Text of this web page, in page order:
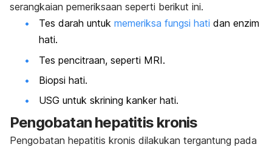
serangkaian pemeriksaan seperti berikut ini.
Tes darah untuk memeriksa fungsi hati dan enzim
hati.
Tes pencitraan, seperti MRI.
Biopsi hati.
USG untuk skrining kanker hati.
Pengobatan hepatitis kronis
Pengobatan hepatitis kronis dilakukan tergantung pada